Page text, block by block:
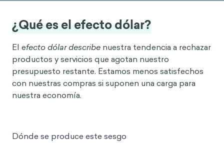
¿Qué es el efecto dólar?
El efecto dólar describe nuestra tendencia a rechazar
productos y servicios que agotan nuestro
presupuesto restante. Estamos menos satisfechos
con nuestras compras si suponen una carga para
nuestra economía.
Dónde se produce este sesgo